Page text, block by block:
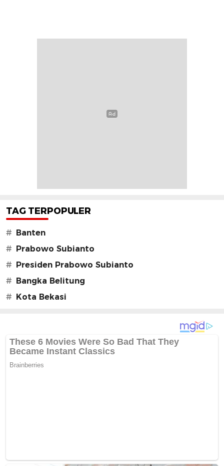
TAG TERPOPULER
# Banten
# Prabowo Subianto
# Presiden Prabowo Subianto
# Bangka Belitung
# Kota Bekasi